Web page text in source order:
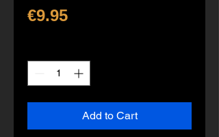
€9.95Price
Add to Cart